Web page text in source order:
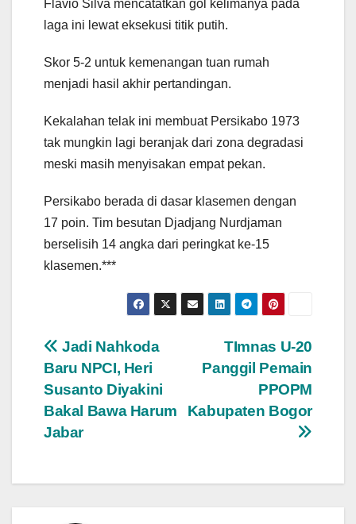
Flavio Silva mencatatkan gol kelimanya pada
laga ini lewat eksekusi titik putih.
Skor 5-2 untuk kemenangan tuan rumah
menjadi hasil akhir pertandingan.
Kekalahan telak ini membuat Persikabo 1973
tak mungkin lagi beranjak dari zona degradasi
meski masih menyisakan empat pekan.
Persikabo berada di dasar klasemen dengan
17 poin. Tim besutan Djadjang Nurdjaman
berselisih 14 angka dari peringkat ke-15
klasemen.***
Navigasi
pos
TImnas U-20
Panggil Pemain
PPOPM
Kabupaten Bogor
Jadi Nahkoda
Baru NPCI, Heri
Susanto Diyakini
Bakal Bawa Harum
Jabar